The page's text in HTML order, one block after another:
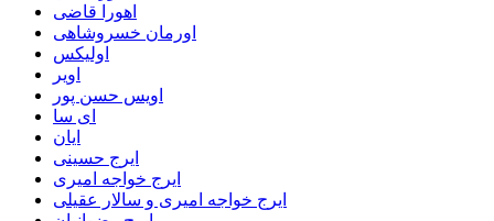
اهورا قاضی
اورمان خسروشاهی
اولیکس
اویر
اویس حسن پور
ای سا
ایان
ایرج حسینی
ایرج خواجه امیری
ایرج خواجه امیری و سالار عقیلی